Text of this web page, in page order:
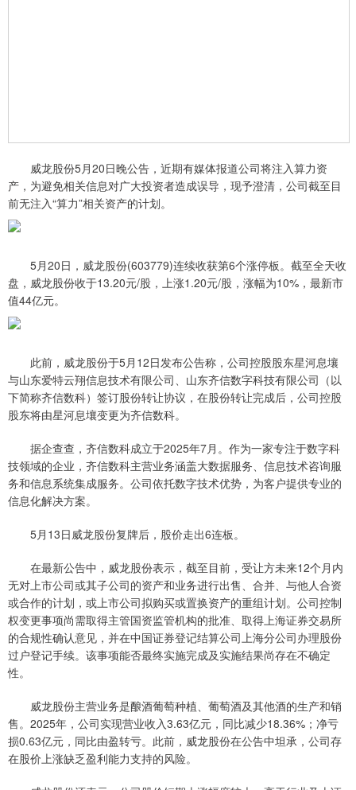
威龙股份5月20日晚公告，近期有媒体报道公司将注入算力资
产，为避免相关信息对广大投资者造成误导，现予澄清，公司截至目
前无注入“算力”相关资产的计划。
5月20日，威龙股份(603779)连续收获第6个涨停板。截至全天收
盘，威龙股份收于13.20元/股，上涨1.20元/股，涨幅为10%，最新市
值44亿元。
此前，威龙股份于5月12日发布公告称，公司控股股东星河息壤
与山东爱特云翔信息技术有限公司、山东齐信数字科技有限公司（以
下简称齐信数科）签订股份转让协议，在股份转让完成后，公司控股
股东将由星河息壤变更为齐信数科。
据企查查，齐信数科成立于2025年7月。作为一家专注于数字科
技领域的企业，齐信数科主营业务涵盖大数据服务、信息技术咨询服
务和信息系统集成服务。公司依托数字技术优势，为客户提供专业的
信息化解决方案。
5月13日威龙股份复牌后，股价走出6连板。
在最新公告中，威龙股份表示，截至目前，受让方未来12个月内
无对上市公司或其子公司的资产和业务进行出售、合并、与他人合资
或合作的计划，或上市公司拟购买或置换资产的重组计划。公司控制
权变更事项尚需取得主管国资监管机构的批准、取得上海证券交易所
的合规性确认意见，并在中国证券登记结算公司上海分公司办理股份
过户登记手续。该事项能否最终实施完成及实施结果尚存在不确定
性。
威龙股份主营业务是酿酒葡萄种植、葡萄酒及其他酒的生产和销
售。2025年，公司实现营业收入3.63亿元，同比减少18.36%；净亏
损0.63亿元，同比由盈转亏。此前，威龙股份在公告中坦承，公司存
在股价上涨缺乏盈利能力支持的风险。